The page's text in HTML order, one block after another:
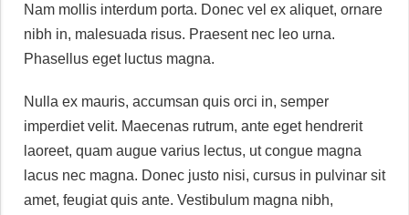
Nam mollis interdum porta. Donec vel ex aliquet, ornare
nibh in, malesuada risus. Praesent nec leo urna.
Phasellus eget luctus magna.
Nulla ex mauris, accumsan quis orci in, semper
imperdiet velit. Maecenas rutrum, ante eget hendrerit
laoreet, quam augue varius lectus, ut congue magna
lacus nec magna. Donec justo nisi, cursus in pulvinar sit
amet, feugiat quis ante. Vestibulum magna nibh,